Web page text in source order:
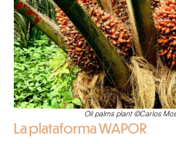
Oil palms plant ©Carlos
La plataforma WAPOR